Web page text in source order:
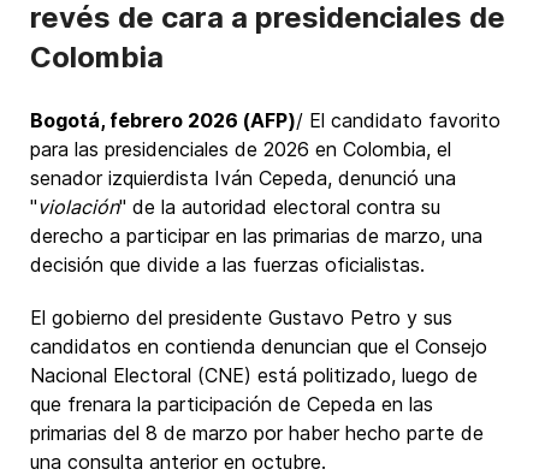
revés de cara a presidenciales de
Colombia
Bogotá, febrero 2026 (AFP)/ El candidato favorito
para las presidenciales de 2026 en Colombia, el
senador izquierdista Iván Cepeda, denunció una
"violación" de la autoridad electoral contra su
derecho a participar en las primarias de marzo, una
decisión que divide a las fuerzas oficialistas.
El gobierno del presidente Gustavo Petro y sus
candidatos en contienda denuncian que el Consejo
Nacional Electoral (CNE) está politizado, luego de
que frenara la participación de Cepeda en las
primarias del 8 de marzo por haber hecho parte de
una consulta anterior en octubre.